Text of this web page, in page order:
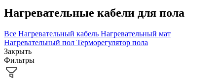
Нагревательные кабели для пола
Все Нагревательный кабель Нагревательный мат
Нагревательный пол Терморегулятор пола
Закрыть
Фильтры